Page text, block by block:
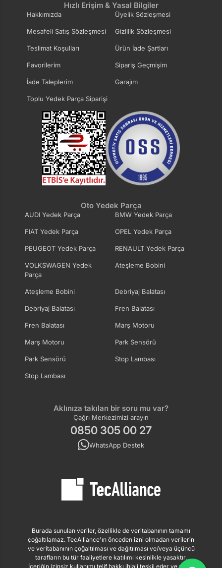
Hızlı Erişim & Yasal Bilgiler
Hakkımızda Üyelik Sözleşmesi
Mesafeli Satış Sözleşmesi Gizlilik Sözleşmesi
Teslimat Koşulları Ürün İade Şartları
Favorilerim Sipariş Geçmişim
İade Taleplerim Garajım
Toplu Yedek Parça Siparişi
Oto Yedek Parça
AUDI Yedek Parça BMW Yedek Parça
FIAT Yedek Parça OPEL Yedek Parça
PEUGEOT Yedek Parça RENAULT Yedek Parça
VOLKSWAGEN Yedek
Parça
Ateşleme Bobini
Ateşleme Bobini Debriyaj Balatası
Debriyaj Balatası Fren Balatası
Fren Balatası Marş Motoru
Marş Motoru Park Sensörü
Park Sensörü Stop Lambası
Stop Lambası
Aklınıza takılan bir soru mu var?
Çağrı Merkezimizi arayın
0850 305 00 27
WhatsApp Destek
Burada sunulan veriler, özellikle de veritabanının tamamı
çoğaltılamaz. TecAlliance'ın önceden izni olmadan verilerin
ve veritabanının çoğaltılması ve dağıtılması ve/veya üçüncü
tarafların bu tür faaliyetlere katılımı kesinlikle yasaktır.
İçeriğin izinsiz kullanımı telif hakkı ihlali teşkil eder ve yasal